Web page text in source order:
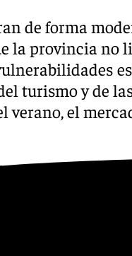
de forma
la provincia
turismo y de
verano, el
que
por sectores